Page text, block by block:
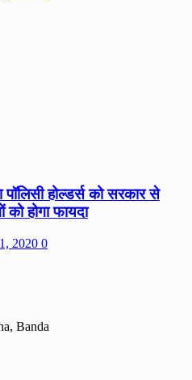
होल्डर्स को सरकार से
को होगा फायदा
2020 0
Banda